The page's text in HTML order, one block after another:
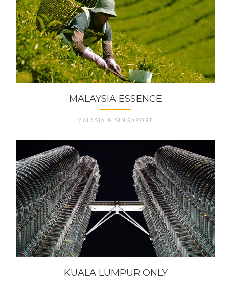
MALAYSIA ESSENCE
MALASIA & SINGAPORE
KUALA LUMPUR ONLY